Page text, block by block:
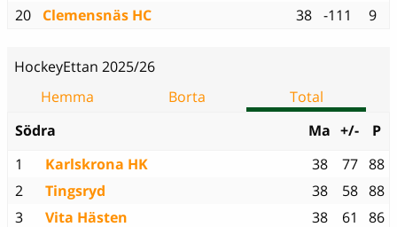
20
Clemensnäs HC 38 -111 9
HockeyEttan 2025/26
Hemma
Borta
Total
Södra
Ma +/-
P
1
Karlskrona HK 38 77 88
2
Tingsryd 38 58 88
3
Vita Hästen 38 61
86